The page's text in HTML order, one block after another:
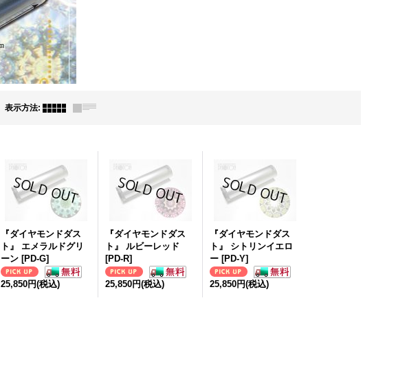
表示方法:
『ダイヤモンドダス
ト』 エメラルドグリ
ーン [PD-G]
25,850円(税込)
『ダイヤモンドダス
ト』 ルビーレッド
[PD-R]
25,850円(税込)
『ダイヤモンドダス
ト』 シトリンイエロ
ー [PD-Y]
25,850円(税込)